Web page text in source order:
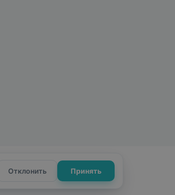
Сайт от Webformula
Отклонить Принять